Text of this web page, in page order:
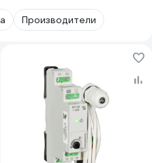
Производители